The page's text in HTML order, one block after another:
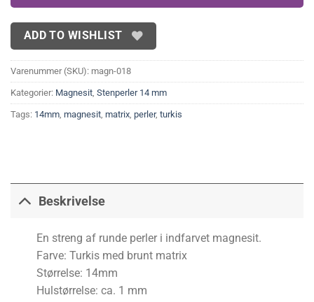
ADD TO WISHLIST
Varenummer (SKU): magn-018
Kategorier: Magnesit, Stenperler 14 mm
Tags: 14mm, magnesit, matrix, perler, turkis
Beskrivelse
En streng af runde perler i indfarvet magnesit.
Farve: Turkis med brunt matrix
Størrelse: 14mm
Hulstørrelse: ca. 1 mm